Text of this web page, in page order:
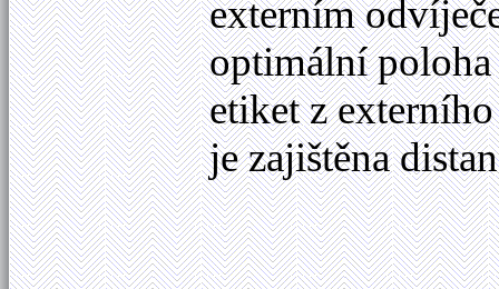
externím
optimální poloha
etiket z
je zajištěna